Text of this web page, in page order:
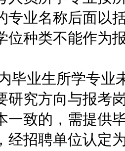
专业名称后面以
位种类不能作为
业生所学专业
研究方向与报考
一致的，需提供
经招聘单位认定